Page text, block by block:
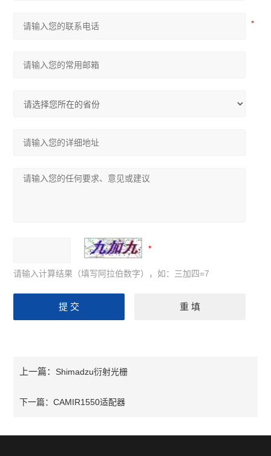
请输入计算结果（填写阿拉伯数字），如：三加四=7
上一篇： Shimadzu衍射光栅
下一篇：CAMIR1550适配器